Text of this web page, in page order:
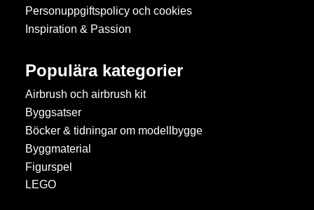
Personuppgiftspolicy och cookies
Inspiration & Passion
Populära kategorier
Airbrush och airbrush kit
Byggsatser
Böcker & tidningar om modellbygge
Byggmaterial
Figurspel
LEGO